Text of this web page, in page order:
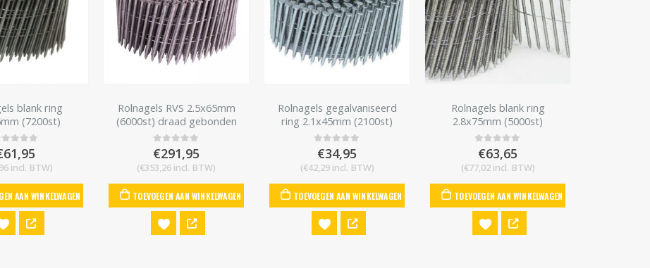
blank ring
(7200st)
of 5
61,95
incl. BTW)
AAN WINKELWAGEN
Rolnagels RVS 2.5x65mm
(6000st) draad gebonden
bolkop vlakke rol
0out of 5
€291,95
(€353,26 incl. BTW)
TOEVOEGEN AAN WINKELWAGEN
Rolnagels gegalvaniseerd
ring 2.1x45mm (2100st)
0out of 5
€34,95
(€42,29incl. BTW)
TOEVOEGEN AAN WINKELWAGEN
Rolnagels blank ring
2.8x75mm (5000st)
0out of 5
€63,65
(€77,02incl. BTW)
TOEVOEGEN AAN WINKELWAGEN